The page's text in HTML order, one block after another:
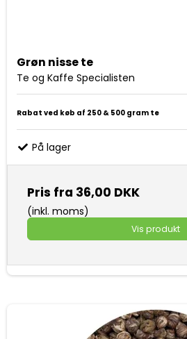
Grøn nisse te
Te og Kaffe Specialisten
Rabat ved køb af 250 & 500 gram te
På lager
Pris fra 36,00 DKK
(inkl. moms)
Vis produkt